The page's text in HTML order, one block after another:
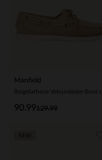
Manfield
129.99
90.99